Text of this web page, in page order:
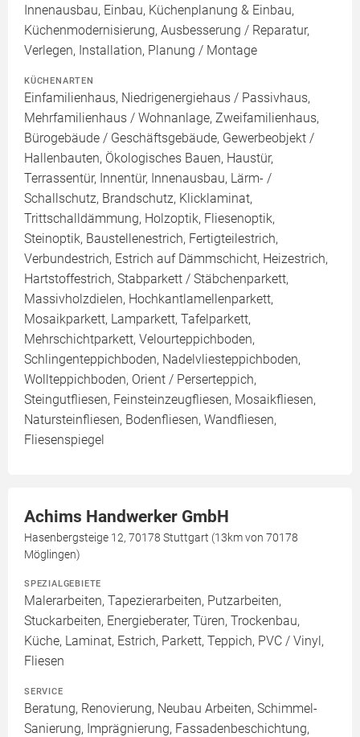
Innenausbau, Einbau, Küchenplanung & Einbau,
Küchenmodernisierung, Ausbesserung / Reparatur,
Verlegen, Installation, Planung / Montage
KÜCHENARTEN
Einfamilienhaus, Niedrigenergiehaus / Passivhaus,
Mehrfamilienhaus / Wohnanlage, Zweifamilienhaus,
Bürogebäude / Geschäftsgebäude, Gewerbeobjekt /
Hallenbauten, Ökologisches Bauen, Haustür,
Terrassentür, Innentür, Innenausbau, Lärm- /
Schallschutz, Brandschutz, Klicklaminat,
Trittschalldämmung, Holzoptik, Fliesenoptik,
Steinoptik, Baustellenestrich, Fertigteilestrich,
Verbundestrich, Estrich auf Dämmschicht, Heizestrich,
Hartstoffestrich, Stabparkett / Stäbchenparkett,
Massivholzdielen, Hochkantlamellenparkett,
Mosaikparkett, Lamparkett, Tafelparkett,
Mehrschichtparkett, Velourteppichboden,
Schlingenteppichboden, Nadelvliesteppichboden,
Wollteppichboden, Orient / Perserteppich,
Steingutfliesen, Feinsteinzeugfliesen, Mosaikfliesen,
Natursteinfliesen, Bodenfliesen, Wandfliesen,
Fliesenspiegel
Achims Handwerker GmbH
Hasenbergsteige 12, 70178 Stuttgart (13km von 70178
Möglingen)
SPEZIALGEBIETE
Malerarbeiten, Tapezierarbeiten, Putzarbeiten,
Stuckarbeiten, Energieberater, Türen, Trockenbau,
Küche, Laminat, Estrich, Parkett, Teppich, PVC / Vinyl,
Fliesen
SERVICE
Beratung, Renovierung, Neubau Arbeiten, Schimmel-
Sanierung, Imprägnierung, Fassadenbeschichtung,